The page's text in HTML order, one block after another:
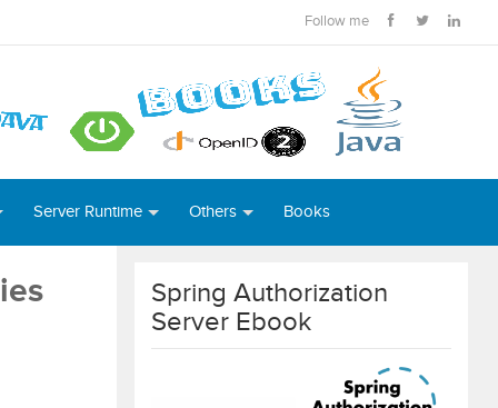
Follow me
Server Runtime Others Books
Spring Authorization
Server Ebook